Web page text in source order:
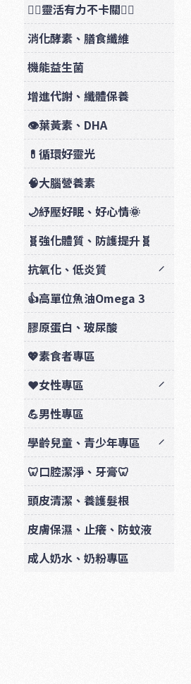
🏃‍♂️靈活有力不卡關🏋️‍♂️
消化酵素、膳食纖維
機能益生菌
增進代謝、纖體保養
👁️葉黃素、DHA
💊循環好靈光
🧠大腦營養素
🌙紓壓好眠、好心情🌞
🧬強化體質、防護提升🧬
抗氧化、低炎質
👍高單位魚油Omega 3
膠原蛋白、玻尿酸
💖素食者專區
❤️女性專區
💪男性專區
學齡兒童、青少年專區
🦷口腔潔淨、牙膏🦷
頭皮清潔、養護髮根
皮膚保濕、止癢、防蚊液
成人奶水、奶粉專區